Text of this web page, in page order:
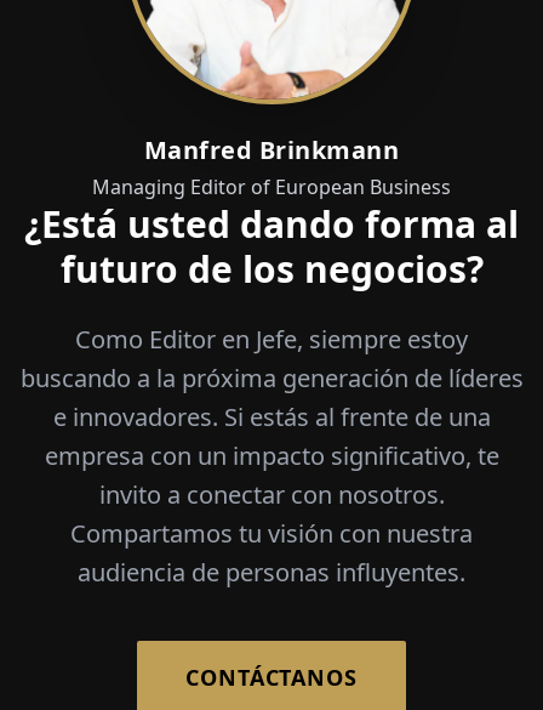
Manfred Brinkmann
Managing Editor of European Business
¿Está usted dando forma al
futuro de los negocios?
Como Editor en Jefe, siempre estoy
buscando a la próxima generación de líderes
e innovadores. Si estás al frente de una
empresa con un impacto significativo, te
invito a conectar con nosotros.
Compartamos tu visión con nuestra
audiencia de personas influyentes.
CONTÁCTANOS